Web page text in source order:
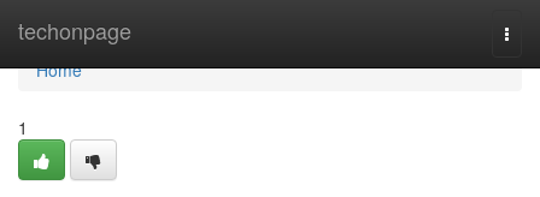
techonpage
Home
Home
1